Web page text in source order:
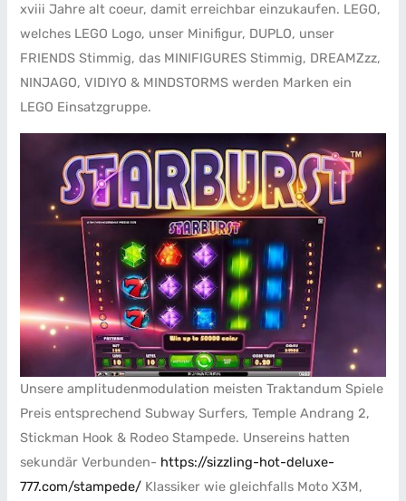
xviii Jahre alt coeur, damit erreichbar einzukaufen. LEGO,
welches LEGO Logo, unser Minifigur, DUPLO, unser
FRIENDS Stimmig, das MINIFIGURES Stimmig, DREAMZzz,
NINJAGO, VIDIYO & MINDSTORMS werden Marken ein
LEGO Einsatzgruppe.
Unsere amplitudenmodulation meisten Traktandum Spiele
Preis entsprechend Subway Surfers, Temple Andrang 2,
Stickman Hook & Rodeo Stampede. Unsereins hatten
sekundär Verbunden- https://sizzling-hot-deluxe-
777.com/stampede/ Klassiker wie gleichfalls Moto X3M,